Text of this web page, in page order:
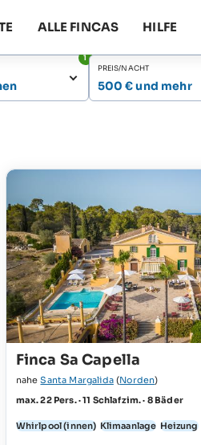
ALLE FINCAS HILFE
1
PREIS/NACHT
500 € und mehr
Finca Sa Capella
naheSanta Margalida(Norden)
max. 22 Pers. · 11 Schlafzim. · 8 Bäder
Whirlpool (innen) Klimaanlage Heizung